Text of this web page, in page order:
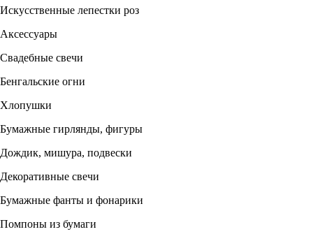
Искусственные лепестки роз
Аксессуары
Свадебные свечи
Бенгальские огни
Хлопушки
Бумажные гирлянды, фигуры
Дождик, мишура, подвески
Декоративные свечи
Бумажные фанты и фонарики
Помпоны из бумаги